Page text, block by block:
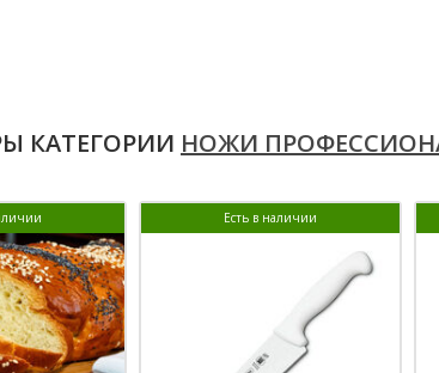
КАТЕГОРИИ НОЖИ
Есть в наличии